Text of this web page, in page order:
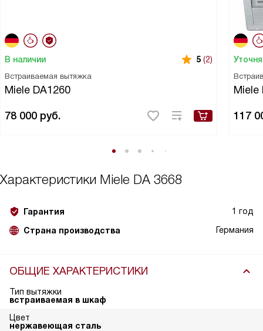
В наличии 5 (2)
Встраиваемая вытяжка
Miele DA1260
78 000 руб.
Miele
117
Характеристики Miele DA 3668
Гарантия 1 год
Страна производства Германия
ОБЩИЕ ХАРАКТЕРИСТИКИ
Тип вытяжки
встраиваемая в шкаф
Цвет
нержавеющая сталь